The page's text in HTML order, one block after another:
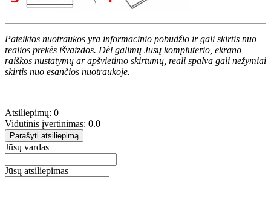
Pateiktos nuotraukos yra informacinio pobūdžio ir gali skirtis nuo
realios prekės išvaizdos. Dėl galimų Jūsų kompiuterio, ekrano
raiškos nustatymų ar apšvietimo skirtumų, reali spalva gali nežymiai
skirtis nuo esančios nuotraukoje.
Atsiliepimų: 0
Vidutinis įvertinimas: 0.0
Parašyti atsiliepimą
Jūsų vardas
Jūsų atsiliepimas